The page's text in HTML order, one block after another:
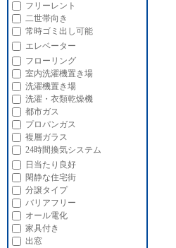
フリーレント
二世帯向き
常時ゴミ出し可能
エレベーター
フローリング
室内洗濯機置き場
洗濯機置き場
洗濯・衣類乾燥機
都市ガス
プロパンガス
複層ガラス
24時間換気システム
日当たり良好
閑静な住宅街
分譲タイプ
バリアフリー
オール電化
家具付き
出窓